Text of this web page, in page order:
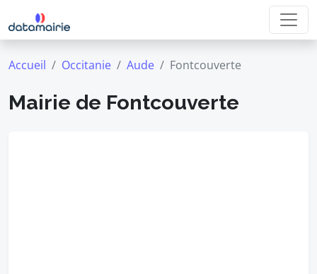
Accueil Occitanie Aude Fontcouverte
Mairie de Fontcouverte